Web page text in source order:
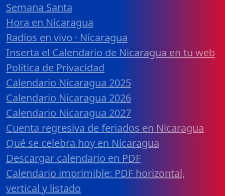
Semana Santa
Hora en Nicaragua
Radios en vivo · Nicaragua
Inserta el Calendario de Nicaragua en tu web
Política de Privacidad
Calendario Nicaragua 2025
Calendario Nicaragua 2026
Calendario Nicaragua 2027
Cuenta regresiva de feriados en Nicaragua
Qué se celebra hoy en Nicaragua
Descargar calendario en PDF
Calendario imprimible: PDF horizontal,
vertical y listado